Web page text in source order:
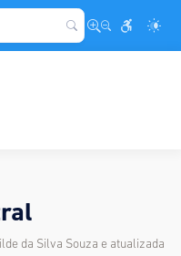
da Silva Souza e atualizada